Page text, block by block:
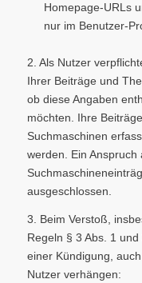
Homepage-URLs
nur im Benutzer-
2. Als Nutzer
Ihrer Beiträge und
ob diese Angaben
möchten. Ihre
Suchmaschinen
werden. Ein
ausgeschlossen.
3. Beim Verstoß,
Regeln § 3 Abs. 1
einer Kündigung,
Nutzer verhängen: